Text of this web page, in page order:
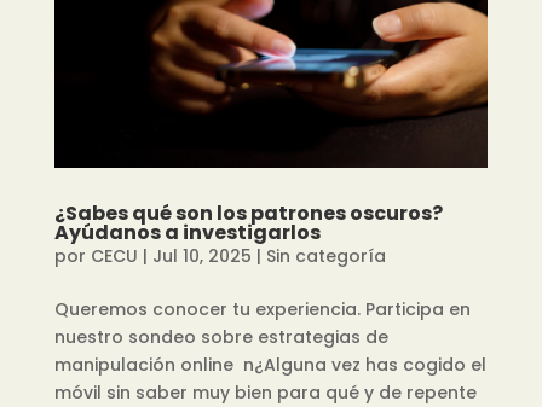
¿Sabes qué son los patrones oscuros?
Ayúdanos a investigarlos
por CECU | Jul 10, 2025 | Sin categoría
Queremos conocer tu experiencia. Participa en
nuestro sondeo sobre estrategias de
manipulación online n¿Alguna vez has cogido el
móvil sin saber muy bien para qué y de repente